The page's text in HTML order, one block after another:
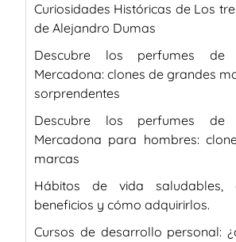
Curiosidades Históricas de Los
de Alejandro Dumas
Descubre los perfumes de
Mercadona: clones de grandes
sorprendentes
Descubre los perfumes de
Mercadona para hombres:
marcas
Hábitos de vida saludables,
beneficios y cómo adquirirlos.
Cursos de desarrollo personal: